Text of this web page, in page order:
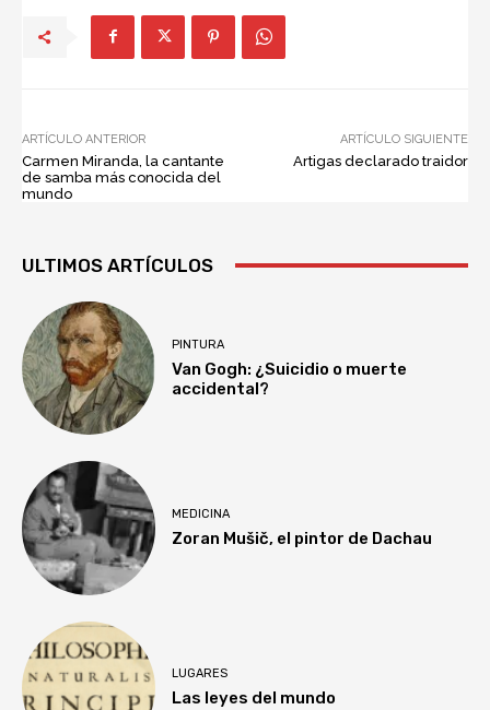
ARTÍCULO ANTERIOR
Carmen Miranda, la cantante
de samba más conocida del
mundo
ARTÍCULO SIGUIENTE
Artigas declarado traidor
ULTIMOS ARTÍCULOS
PINTURA
Van Gogh: ¿Suicidio o muerte
accidental?
MEDICINA
Zoran Mušič, el pintor de Dachau
LUGARES
Las leyes del mundo